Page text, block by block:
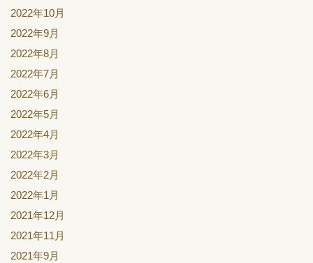
2022年10月
2022年9月
2022年8月
2022年7月
2022年6月
2022年5月
2022年4月
2022年3月
2022年2月
2022年1月
2021年12月
2021年11月
2021年9月